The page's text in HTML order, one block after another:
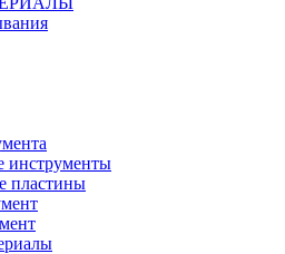
инструменты
пластины